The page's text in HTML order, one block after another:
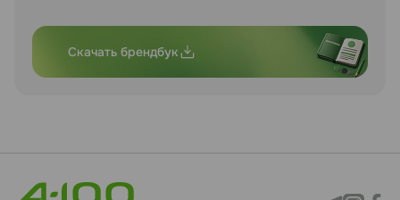
Скачать брендбук